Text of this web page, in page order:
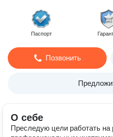
Паспорт
Позвонить
О себе
Преследую цели работать на